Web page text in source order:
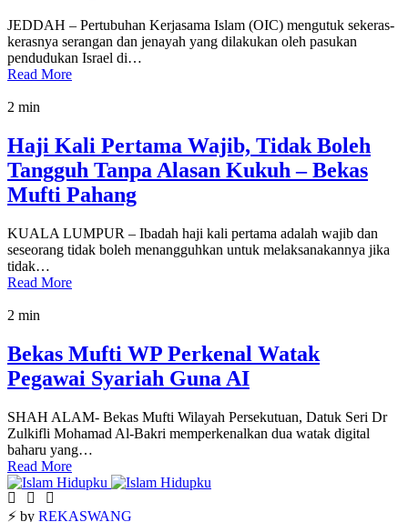
JEDDAH – Pertubuhan Kerjasama Islam (OIC) mengutuk sekeras-
kerasnya serangan dan jenayah yang dilakukan oleh pasukan
pendudukan Israel di…
Read More
2 min
Haji Kali Pertama Wajib, Tidak Boleh
Tangguh Tanpa Alasan Kukuh – Bekas
Mufti Pahang
KUALA LUMPUR – Ibadah haji kali pertama adalah wajib dan
seseorang tidak boleh menangguhkan untuk melaksanakannya jika
tidak…
Read More
2 min
Bekas Mufti WP Perkenal Watak
Pegawai Syariah Guna AI
SHAH ALAM- Bekas Mufti Wilayah Persekutuan, Datuk Seri Dr
Zulkifli Mohamad Al-Bakri memperkenalkan dua watak digital
baharu yang…
Read More
⚡ by REKASWANG